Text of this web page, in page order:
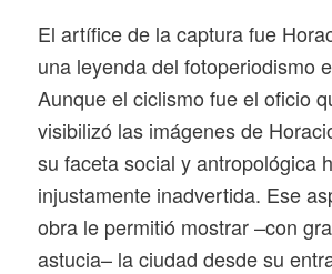
El artífice de la captura fue
una leyenda del fotoperiodismo
Aunque el ciclismo fue el oficio
visibilizó las imágenes de
su faceta social y antropológica
injustamente inadvertida. Ese
obra le permitió mostrar –con
astucia– la ciudad desde su